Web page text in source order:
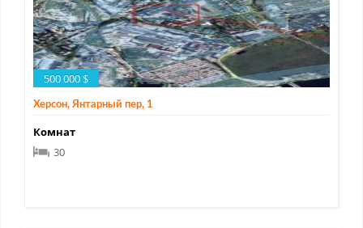
500 000 $
Херсон, Янтарный пер, 1
Комнат
30